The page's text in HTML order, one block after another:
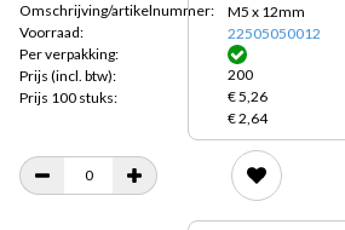
Omschrijving/artikelnummer:
Voorraad:
Per verpakking:
Prijs (incl. btw):
Prijs 100 stuks:
M5 x 12mm
22505050012
200
€ 5,26
€ 2,64